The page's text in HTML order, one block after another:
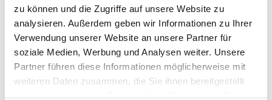
zu können und die Zugriffe auf unsere Website zu
analysieren. Außerdem geben wir Informationen zu Ihrer
Verwendung unserer Website an unsere Partner für
soziale Medien, Werbung und Analysen weiter. Unsere
Partner führen diese Informationen möglicherweise mit
weiteren Daten zusammen, die Sie ihnen bereitgestellt
'Save our Songs'(1)
3. Chakra(1)
3HO(5)
Achtsamkeit(3)
Achtsamkeitspraxis(1)